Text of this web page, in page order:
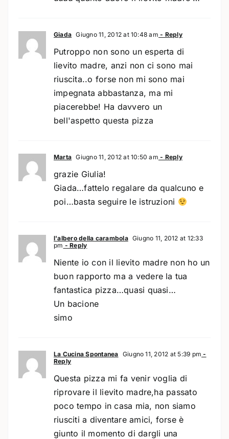
Giada Giugno 11, 2012 at 10:48 am - Reply
Putroppo non sono un esperta di
lievito madre, anzi non ci sono mai
riuscita..o forse non mi sono mai
impegnata abbastanza, ma mi
piacerebbe! Ha davvero un
bell'aspetto questa pizza
Marta Giugno 11, 2012 at 10:50 am - Reply
grazie Giulia!
Giada…fattelo regalare da qualcuno e
poi…basta seguire le istruzioni
l'albero della carambola Giugno 11, 2012 at 12:33
pm - Reply
Niente io con il lievito madre non ho un
buon rapporto ma a vedere la tua
fantastica pizza…quasi quasi…
Un bacione
simo
La Cucina Spontanea Giugno 11, 2012 at 5:39 pm -
Reply
Questa pizza mi fa venir voglia di
riprovare il lievito madre,ha passato
poco tempo in casa mia, non siamo
riusciti a diventare amici, forse è
giunto il momento di dargli una